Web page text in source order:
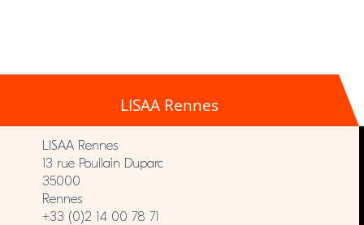
LISAA Rennes
LISAA Rennes
13 rue Poullain Duparc
35000
Rennes
+33 (0)2 14 00 78 71